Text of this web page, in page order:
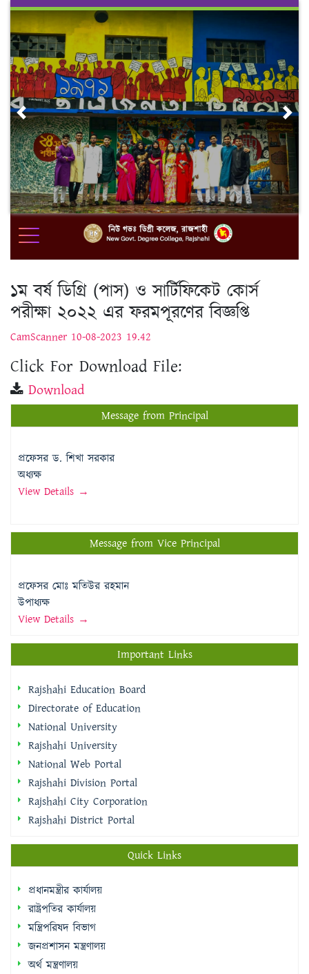
Skip
content
Previous
১ম বর্ষ ডিগ্রি (পাস) ও সার্টিফিকেট কোর্স
পরীক্ষা ২০২২ এর ফরমপূরণের বিজ্ঞপ্তি
CamScanner 10-08-2023 19.42
Click For Download File:
Download
Message from Principal
প্রফেসর ড. শিখা সরকার
অধ্যক্ষ
View Details →
Message from Vice Principal
প্রফেসর মোঃ মতিউর রহমান
উপাধ্যক্ষ
View Details →
Important Links
Rajshahi Education Board
Directorate of Education
National University
Rajshahi University
National Web Portal
Rajshahi Division Portal
Rajshahi City Corporation
Rajshahi District Portal
Quick Links
প্রধানমন্ত্রীর কার্যালয়
রাষ্ট্রপতির কার্যালয়
মন্ত্রিপরিষদ বিভাগ
জনপ্রশাসন মন্ত্রণালয়
অর্থ মন্ত্রণালয়